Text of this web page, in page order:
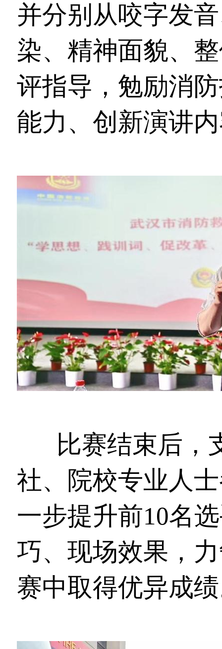
并分别从咬字发
染、精神面貌、
评指导，勉励消
能力、创新演讲
比赛结束后，
社、院校专业人
一步提升前10名
巧、现场效果，
赛中取得优异成